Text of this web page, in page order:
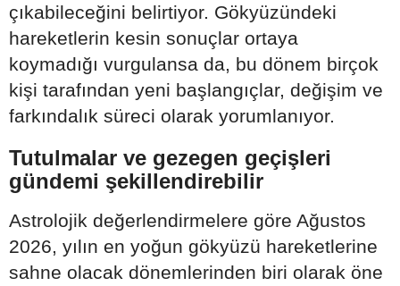
çıkabileceğini belirtiyor. Gökyüzündeki
hareketlerin kesin sonuçlar ortaya
koymadığı vurgulansa da, bu dönem birçok
kişi tarafından yeni başlangıçlar, değişim ve
farkındalık süreci olarak yorumlanıyor.
Tutulmalar ve gezegen geçişleri
gündemi şekillendirebilir
Astrolojik değerlendirmelere göre Ağustos
2026, yılın en yoğun gökyüzü hareketlerine
sahne olacak dönemlerinden biri olarak öne